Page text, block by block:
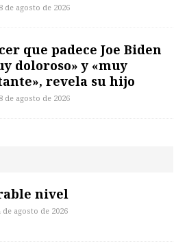
de agosto de 2026
que padece Joe Biden
doloroso» y «muy
revela su hijo
de agosto de 2026
nivel
de agosto de 2026